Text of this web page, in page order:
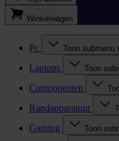
Winkelwagen
Pc Toon submenu
Laptops Toon
Componenten
Randapparatuur
Gaming Toon